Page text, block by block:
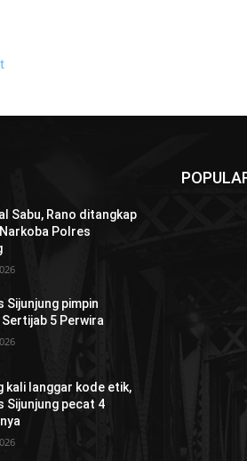
Sabu, Rano ditangkap
Polres
Sijunjung pimpin
5 Perwira
kali langgar kode etik,
Sijunjung pecat 4